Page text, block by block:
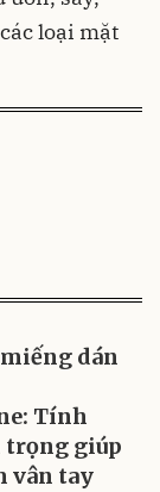
loại mặt
dán
Tính
trọng giúp
vân tay